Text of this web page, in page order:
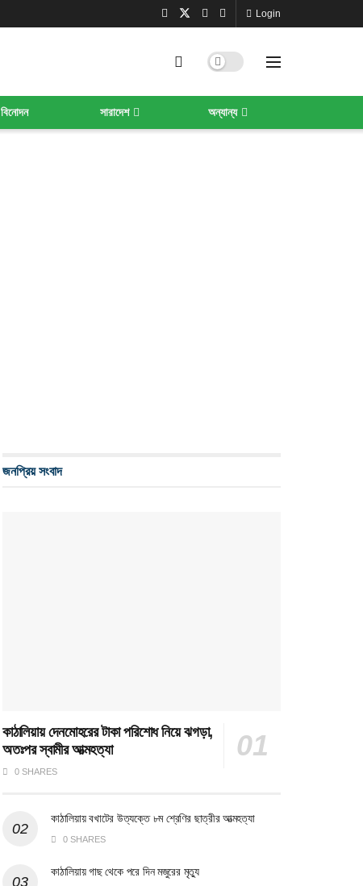
Login
বিনোদন সারাদেশ অন্যান্য
জনপ্রিয় সংবাদ
কাঠালিয়ায় দেনমোহরের টাকা পরিশোধ নিয়ে ঝগড়া,
অতঃপর স্বামীর আত্মহত্যা
0 SHARES
কাঠালিয়ায় বখাটের উত্যক্তে ৮ম শ্রেণির ছাত্রীর আত্মহত্যা
0 SHARES
কাঠালিয়ায় গাছ থেকে পরে দিন মজুরের মৃত্যু